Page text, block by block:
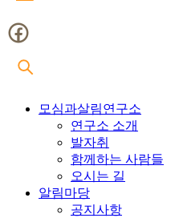
모심과살림연구소
연구소 소개
발자취
함께하는 사람들
오시는 길
알림마당
공지사항